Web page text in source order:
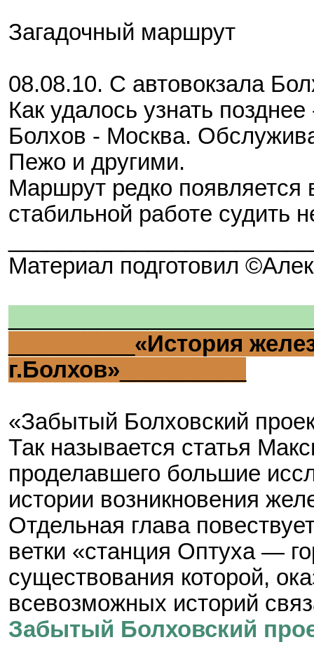
Загадочный маршрут
08.08.10. С автовокзала
Как удалось узнать
Болхов - Москва.
Пежо и другими.
Маршрут редко появляется
стабильной работе судить
Материал подготовил
«История
г.Болхов»
«Забытый Болховский
Так называется статья
проделавшего большие
истории возникновения
Отдельная глава
ветки «станция Оптуха —
существования которой,
всевозможных историй
Забытый Болховский